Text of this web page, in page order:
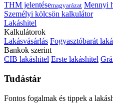
THM jelentésemagyarázat Mennyi
Személyi kölcsön kalkulátor
Lakáshitel
Kalkulátorok
Lakásvásárlás Fogyasztóbarát
Bankok szerint
CIB lakáshitel Erste lakáshitel
Tudástár
Fontos fogalmak és tippek a